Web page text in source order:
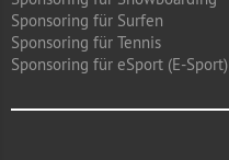
Sponsoring für Surfen
Sponsoring für Tennis
Sponsoring für eSport (E-Sport)